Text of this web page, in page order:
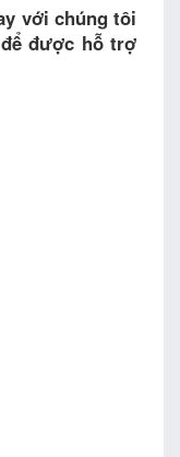
với chúng tôi
để được hỗ trợ